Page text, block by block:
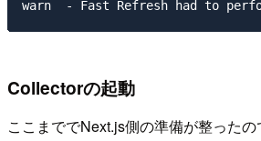
Collectorの起動
ここまででNext.js側の準備が整った